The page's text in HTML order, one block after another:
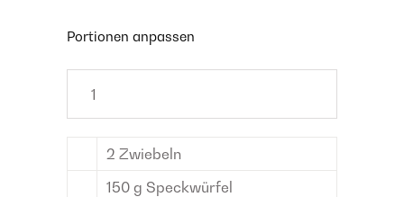
Portionen anpassen
2 Zwiebeln
150 g Speckwürfel